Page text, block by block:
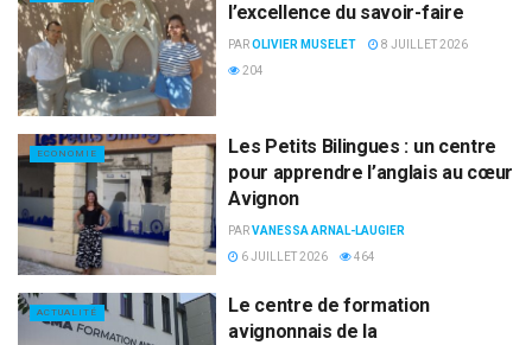
l’excellence du savoir-faire
PAROLIVIER MUSELET
8 JUILLET 2026
204
ECONOMIE
Les Petits Bilingues : un centre
pour apprendre l’anglais au cœur
Avignon
PARVANESSA ARNAL-LAUGIER
6 JUILLET 2026
464
ACTUALITÉ
Le centre de formation
avignonnais de la